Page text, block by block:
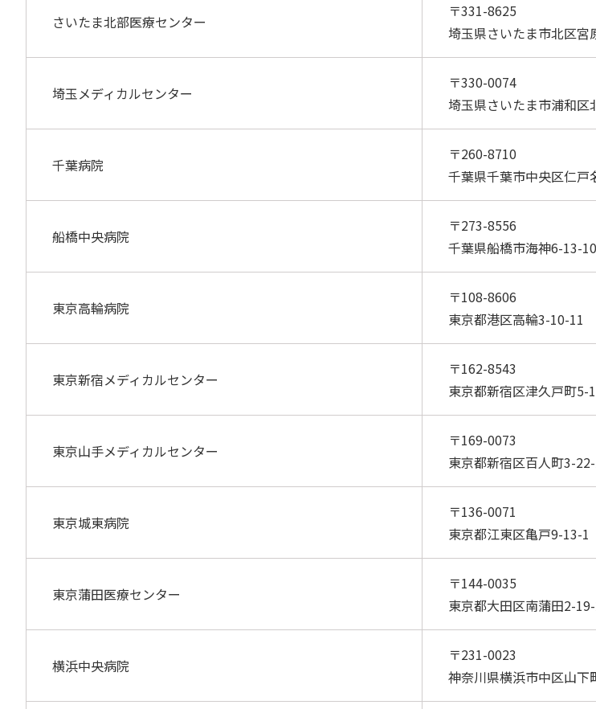
さいたま北部医療センター
〒331-8625
埼玉県さいたま市北区宮
埼玉メディカルセンター
〒330-0074
埼玉県さいたま市浦和区
千葉病院
〒260-8710
千葉県千葉市中央区仁戸
船橋中央病院
〒273-8556
千葉県船橋市海神6-13-10
東京高輪病院
〒108-8606
東京都港区高輪3-10-11
東京新宿メディカルセンター
〒162-8543
東京都新宿区津久戸町5-1
東京山手メディカルセンター
〒169-0073
東京都新宿区百人町3-
東京城東病院
〒136-0071
東京都江東区亀戸9-13-1
東京蒲田医療センター
〒144-0035
東京都大田区南蒲田2-
横浜中央病院
〒231-0023
神奈川県横浜市中区山下